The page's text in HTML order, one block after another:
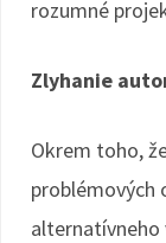
rozumné
Zlyhanie
Okrem toho,
problémových
alternatívneho